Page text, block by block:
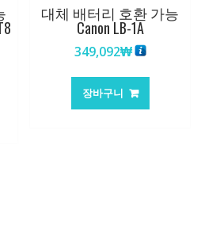
대체 배터리 호환 가능
Canon LB-1A
349,092₩
장바구니